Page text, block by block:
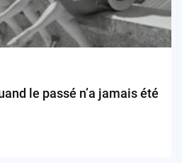
le passé n’a jamais été